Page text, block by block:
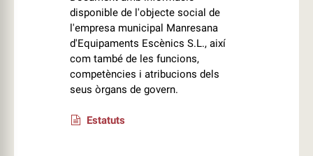
disponible de l'objecte social de
l'empresa municipal Manresana
d'Equipaments Escènics S.L., així
com també de les funcions,
competències i atribucions dels
seus òrgans de govern.
Estatuts